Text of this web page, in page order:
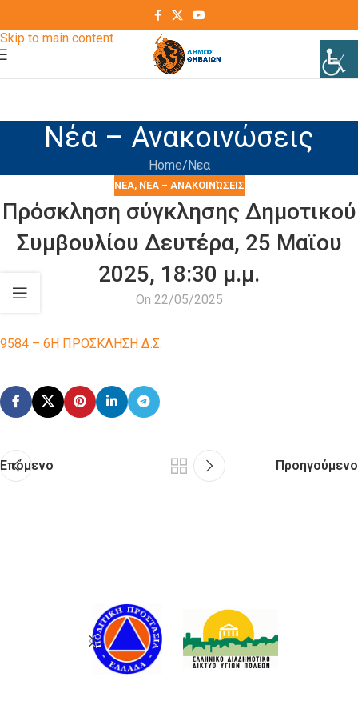
Skip to main content
Νέα – Ανακοινώσεις
Home Νεα
ΝΕΑ, ΝΈΑ – ΑΝΑΚΟΙΝΏΣΕΙΣ
Πρόσκληση σύγκλησης Δημοτικού
Συμβουλίου Δευτέρα, 25 Μαϊου
2025, 18:30 μ.μ.
On 22/05/2025
9584 – 6Η ΠΡΟΣΚΛΗΣΗ Δ.Σ.
Επόμενο Προηγούμενο